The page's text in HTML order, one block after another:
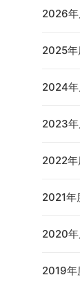
2026
2025年
2024
2023
2022年
2021年
2020
2019年